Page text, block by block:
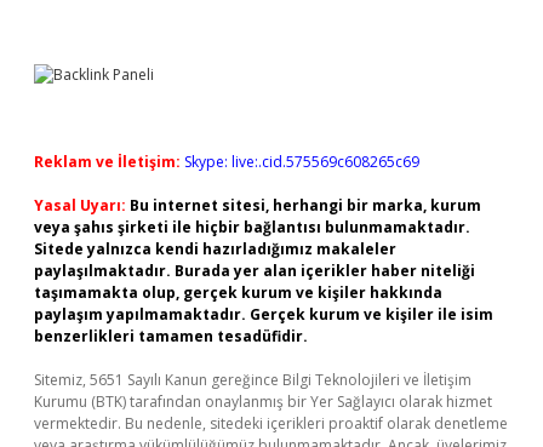
Reklam ve İletişim: Skype: live:.cid.575569c608265c69
Yasal Uyarı: Bu internet sitesi, herhangi bir marka, kurum
veya şahıs şirketi ile hiçbir bağlantısı bulunmamaktadır.
Sitede yalnızca kendi hazırladığımız makaleler
paylaşılmaktadır. Burada yer alan içerikler haber niteliği
taşımamakta olup, gerçek kurum ve kişiler hakkında
paylaşım yapılmamaktadır. Gerçek kurum ve kişiler ile isim
benzerlikleri tamamen tesadüfidir.
Sitemiz, 5651 Sayılı Kanun gereğince Bilgi Teknolojileri ve İletişim
Kurumu (BTK) tarafından onaylanmış bir Yer Sağlayıcı olarak hizmet
vermektedir. Bu nedenle, sitedeki içerikleri proaktif olarak denetleme